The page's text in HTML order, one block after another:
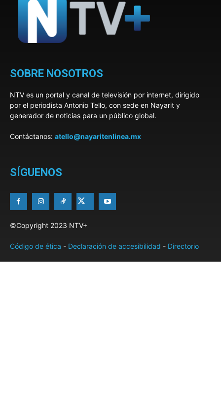
SOBRE NOSOTROS
NTV es un portal y canal de televisión por internet, dirigido
por el periodista Antonio Tello, con sede en Nayarit y
generador de noticias para un público global.
Contáctanos: atello@nayaritenlinea.mx
SÍGUENOS
©Copyright 2023 NTV+
Código de ética - Declaración de accesibilidad - Directorio